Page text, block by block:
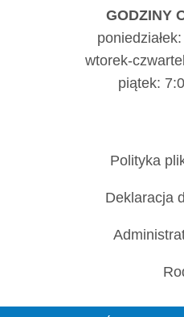
GODZINY
wtorek-
piątek:
Polityka
Deklaracja